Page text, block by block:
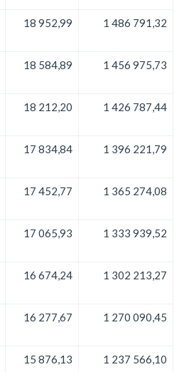
18 952,99 1 486 791,32
18 584,89 1 456 975,73
18 212,20 1 426 787,44
17 834,84 1 396 221,79
17 452,77 1 365 274,08
17 065,93 1 333 939,52
16 674,24 1 302 213,27
16 277,67 1 270 090,45
15 876,13 1 237 566,10